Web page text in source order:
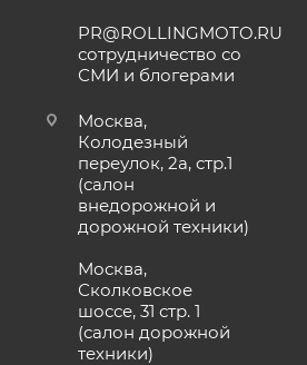
PR@ROLLINGMOTO.RU
сотрудничество со
СМИ и блогерами
Москва,
Колодезный
переулок, 2а, стр.1
(салон
внедорожной и
дорожной техники)
Москва,
Сколковское
шоссе, 31 стр. 1
(салон дорожной
техники)